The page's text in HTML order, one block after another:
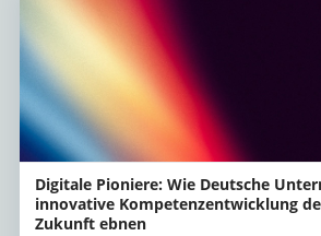
Digitale Pioniere: Wie Deutsche
innovative Kompetenzentwicklung
Zukunft ebnen